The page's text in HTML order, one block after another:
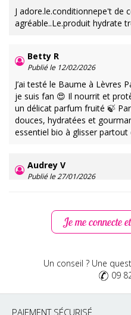
J adore.le.conditionnepe't de
agréable..Le.produit hydrate
Betty R
Publié le 12/02/2026
J’ai testé le Baume à Lèvres
je suis fan 😍 Il nourrit et
un délicat parfum fruité 🍃
douces, hydratées et
essentiel bio à glisser partout
Audrey V
Publié le 27/01/2026
Il est juste parfait pour
Publié le 18/01/2026
Je me connecte
Un conseil ? Une
09
PAIEMENT SÉCURISÉ